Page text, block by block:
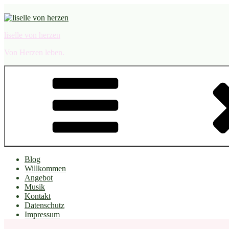
Inhalt
liselle von herzen
Von Herzen leben.
Blog
Willkommen
Angebot
Musik
Kontakt
Datenschutz
Impressum